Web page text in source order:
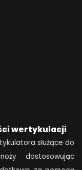
wertykulacji
służące do
dostosowując